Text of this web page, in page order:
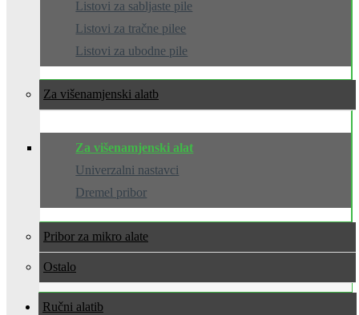
Listovi za sabljaste pile
Listovi za tračne pilee
Listovi za ubodne pile
Za višenamjenski alat
Za višenamjenski alat
Univerzalni nastavci
Dremel pribor
Pribor za mikro alate
Ostalo
Ručni alati